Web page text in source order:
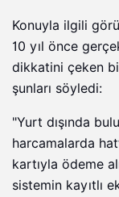
Konuyla ilgili
10 yıl önce
dikkatini çeken
şunları söyledi:
"Yurt dışında
harcamalarda
kartıyla ödeme
sistemin kayıtlı